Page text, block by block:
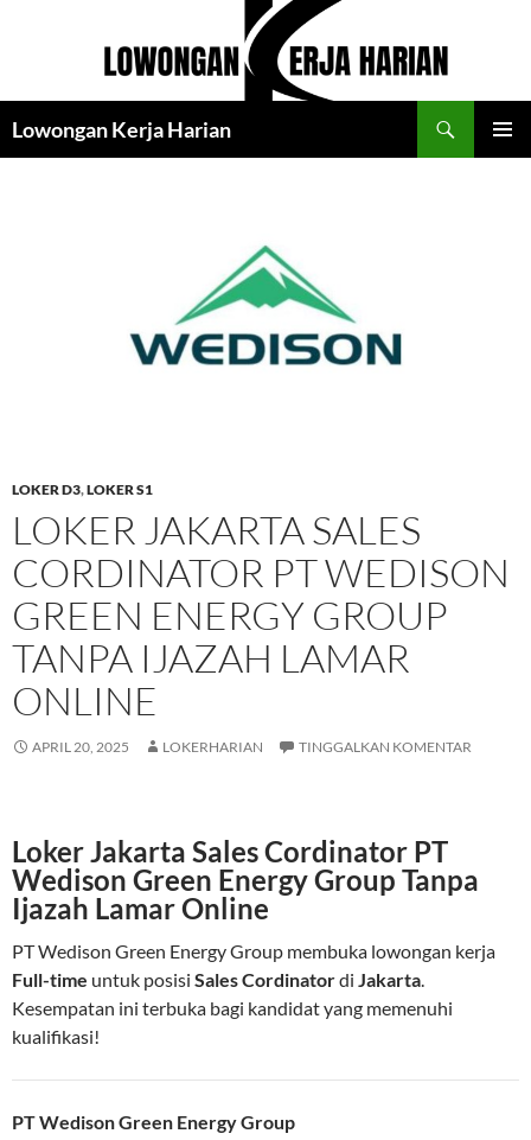
Lowongan Kerja Harian
LOKER D3,LOKER S1
LOKER JAKARTA SALES
CORDINATOR PT WEDISON
GREEN ENERGY GROUP
TANPA IJAZAH LAMAR
ONLINE
APRIL 20, 2025 LOKERHARIAN TINGGALKAN KOMENTAR
Loker Jakarta Sales Cordinator PT
Wedison Green Energy Group Tanpa
Ijazah Lamar Online
PT Wedison Green Energy Group membuka lowongan kerja
Full-time untuk posisi Sales Cordinatordi Jakarta.
Kesempatan ini terbuka bagi kandidat yang memenuhi
kualifikasi!
PT Wedison Green Energy Group